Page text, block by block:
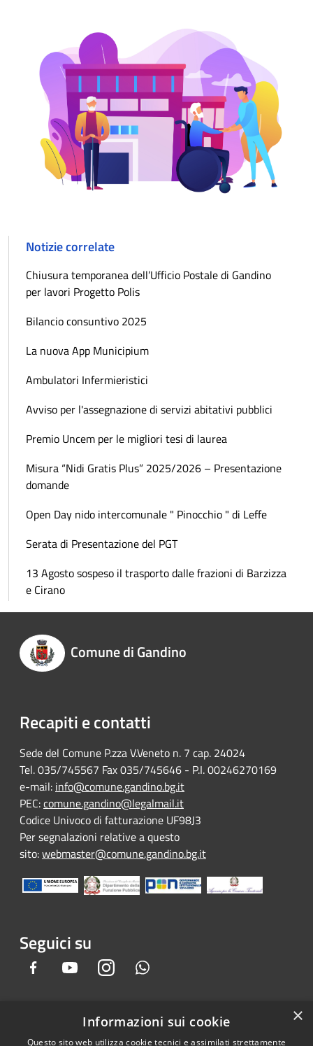
Notizie correlate
Chiusura temporanea dell’Ufficio Postale di Gandino
per lavori Progetto Polis
Bilancio consuntivo 2025
La nuova App Municipium
Ambulatori Infermieristici
Avviso per l'assegnazione di servizi abitativi pubblici
Premio Uncem per le migliori tesi di laurea
Misura “Nidi Gratis Plus” 2025/2026 – Presentazione
domande
Open Day nido intercomunale " Pinocchio " di Leffe
Serata di Presentazione del PGT
13 Agosto sospeso il trasporto dalle frazioni di Barzizza
e Cirano
Comune di Gandino
Recapiti e contatti
Sede del Comune P.zza V.Veneto n. 7 cap. 24024
Tel. 035/745567 Fax 035/745646 - P.I. 00246270169
e-mail: info@comune.gandino.bg.it
PEC:comune.gandino@legalmail.it
Codice Univoco di fatturazione UF98J3
Per segnalazioni relative a questo
sito:webmaster@comune.gandino.bg.it
Seguici su
Facebook YoutubeInstagram
×
Informazioni sui cookie
Questo sito web utilizza cookie tecnici e assimilati strettamente